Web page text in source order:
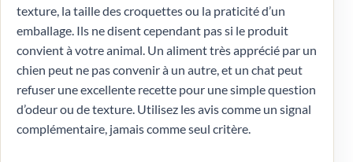
texture, la taille des croquettes ou la praticité d’un
emballage. Ils ne disent cependant pas si le produit
convient à votre animal. Un aliment très apprécié par un
chien peut ne pas convenir à un autre, et un chat peut
refuser une excellente recette pour une simple question
d’odeur ou de texture. Utilisez les avis comme un signal
complémentaire, jamais comme seul critère.